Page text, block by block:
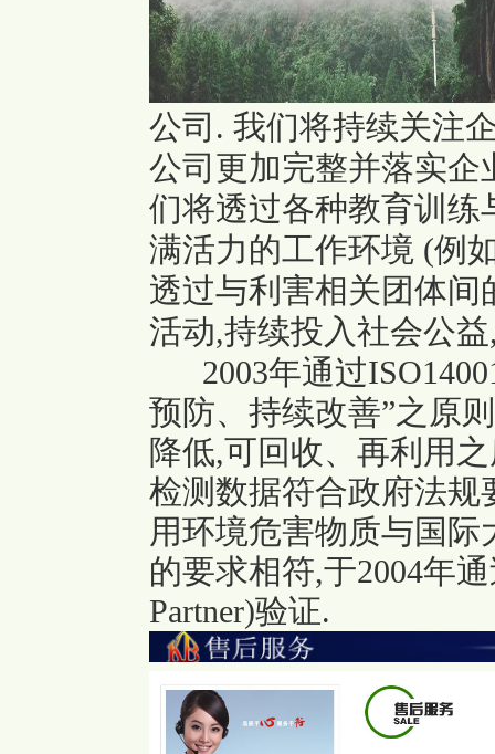
公司. 我们将持续关注
公司更加完整并落实
们将透过各种教育训
满活力的工作环境 (例
透过与利害相关团体
活动,持续投入社会公
2003年通过
预防、持续改善”之原
降低,可回收、再利用
检测数据符合政府法
用环境危害物质与国
的要求相符,于2004年
Partner)验证.